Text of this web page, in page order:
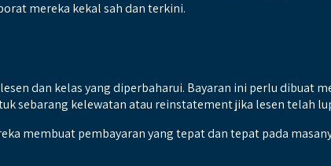
mereka kekal sah dan terkini.
dan kelas yang diperbaharui. Bayaran ini perlu dibuat
sebarang kelewatan atau reinstatement jika lesen telah
membuat pembayaran yang tepat dan tepat pada